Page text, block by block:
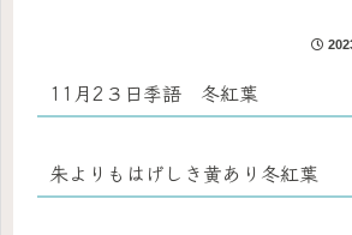
11月2３日季語 冬紅葉
朱よりもはげしき黄あり冬紅葉